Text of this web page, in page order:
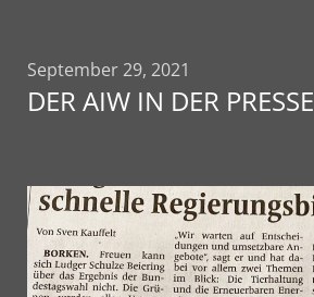
September 29, 2021
DER AIW IN DER PRESSE